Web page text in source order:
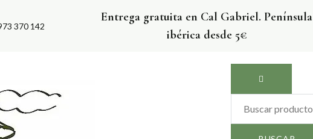
370 142
Entrega gratuita en Cal Gabriel. Península
ibérica desde 5€
por: